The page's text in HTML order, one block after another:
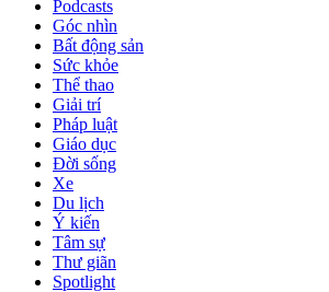
Podcasts
Góc nhìn
Bất động sản
Sức khỏe
Thể thao
Giải trí
Pháp luật
Giáo dục
Đời sống
Xe
Du lịch
Ý kiến
Tâm sự
Thư giãn
Spotlight